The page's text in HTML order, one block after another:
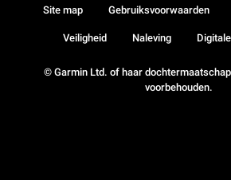
© Garmin Ltd. of haar
voorbehouden.
Site map Gebruiksvoorwaarden
Veiligheid Naleving